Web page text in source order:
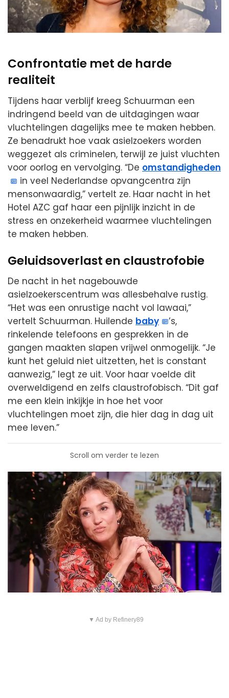
Confrontatie met de harde
realiteit
Tijdens haar verblijf kreeg Schuurman een
indringend beeld van de uitdagingen waar
vluchtelingen dagelijks mee te maken hebben.
Ze benadrukt hoe vaak asielzoekers worden
weggezet als criminelen, terwijl ze juist vluchten
voor oorlog en vervolging. “De omstandigheden
in veel Nederlandse opvangcentra zijn
mensonwaardig,” vertelt ze. Haar nacht in het
Hotel AZC gaf haar een pijnlijk inzicht in de
stress en onzekerheid waarmee vluchtelingen
te maken hebben.
Geluidsoverlast en claustrofobie
De nacht in het nagebouwde
asielzoekerscentrum was allesbehalve rustig.
“Het was een onrustige nacht vol lawaai,”
vertelt Schuurman. Huilende baby
’s,
rinkelende telefoons en gesprekken in de
gangen maakten slapen vrijwel onmogelijk. “Je
kunt het geluid niet uitzetten, het is constant
aanwezig,” legt ze uit. Voor haar voelde dit
overweldigend en zelfs claustrofobisch. “Dit gaf
me een klein inkijkje in hoe het voor
vluchtelingen moet zijn, die hier dag in dag uit
mee leven.”
Scroll om verder te lezen
▼ Ad by Refinery89